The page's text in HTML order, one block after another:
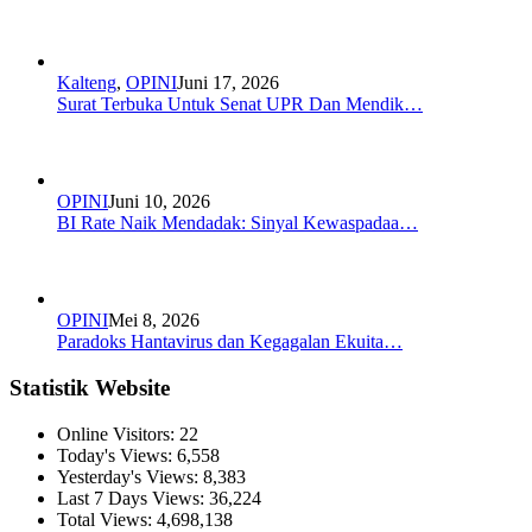
Kalteng, OPINIJuni 17, 2026
Surat Terbuka Untuk Senat UPR Dan Mendik…
OPINIJuni 10, 2026
BI Rate Naik Mendadak: Sinyal Kewaspadaa…
OPINIMei 8, 2026
Paradoks Hantavirus dan Kegagalan Ekuita…
Statistik Website
Online Visitors: 22
Today's Views: 6,558
Yesterday's Views: 8,383
Last 7 Days Views: 36,224
Total Views: 4,698,138